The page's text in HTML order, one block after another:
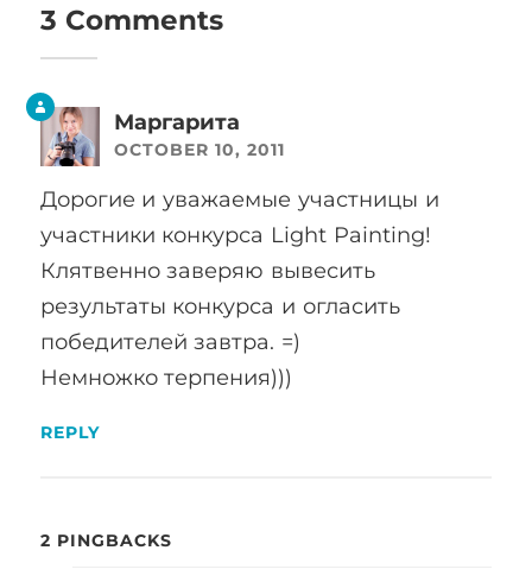
3 Comments
Маргарита
OCTOBER 10, 2011
Дорогие и уважаемые участницы и
участники конкурса Light Painting!
Клятвенно заверяю вывесить
результаты конкурса и огласить
победителей завтра. =)
Немножко терпения)))
REPLY
2 PINGBACKS